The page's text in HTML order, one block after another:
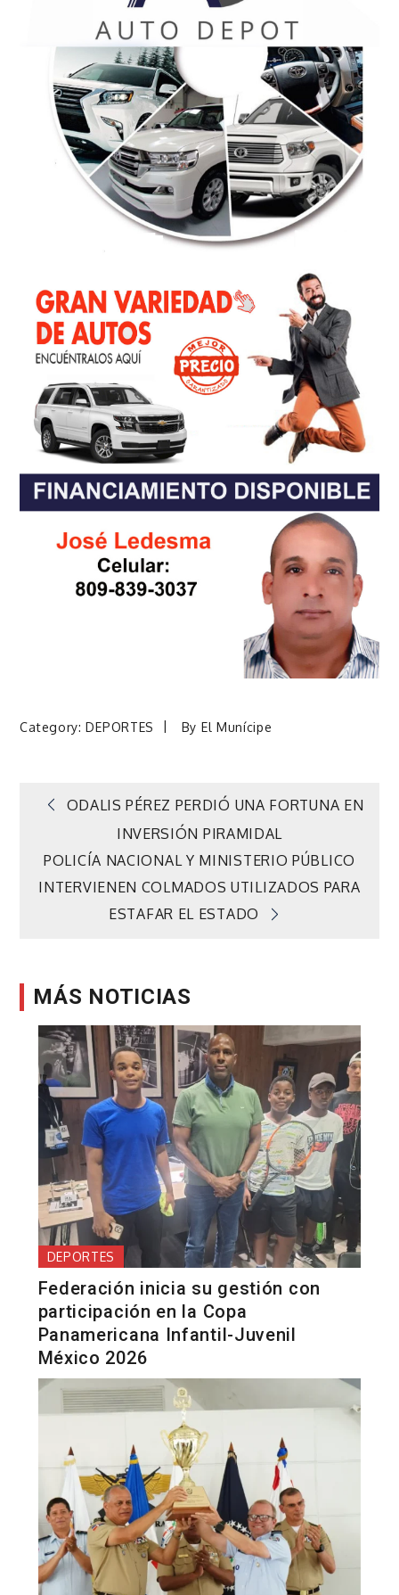
Category:DEPORTES By El Munícipe
Navegación
de
entradas
ODALIS PÉREZ PERDIÓ UNA FORTUNA EN
INVERSIÓN PIRAMIDAL
POLICÍA NACIONAL Y MINISTERIO PÚBLICO
INTERVIENEN COLMADOS UTILIZADOS PARA
ESTAFAR EL ESTADO
MÁS NOTICIAS
DEPORTES
Federación inicia su gestión con
participación en la Copa
Panamericana Infantil-Juvenil
México 2026